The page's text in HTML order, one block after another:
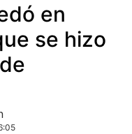
en
se hizo